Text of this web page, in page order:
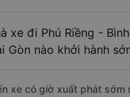
xe đi Phú Riềng -
Gòn nào khởi hành
xe có giờ xuất phát sớm